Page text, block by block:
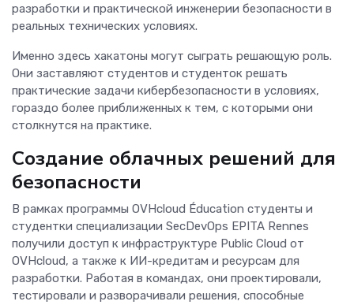
разработки и практической инженерии безопасности в
реальных технических условиях.
Именно здесь хакатоны могут сыграть решающую роль.
Они заставляют студентов и студенток решать
практические задачи кибербезопасности в условиях,
гораздо более приближенных к тем, с которыми они
столкнутся на практике.
Создание облачных решений для
безопасности
В рамках программы OVHcloud Éducation студенты и
студентки специализации SecDevOps EPITA Rennes
получили доступ к инфраструктуре Public Cloud от
OVHcloud, а также к ИИ-кредитам и ресурсам для
разработки. Работая в командах, они проектировали,
тестировали и разворачивали решения, способные